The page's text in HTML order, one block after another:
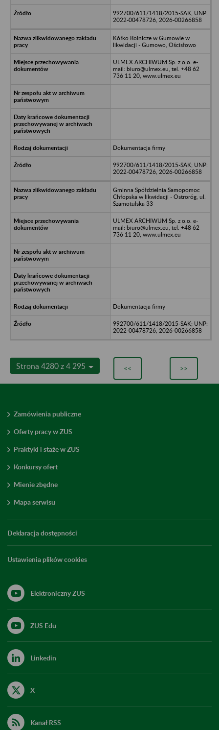
992700/611/1418/2015-SAK; UNP:
2022-00478726, 2026-00266858
Kółko Rolnicze w Gumowie w
likwidacji - Gumowo, Ościsłowo
ULMEX ARCHIWUM Sp. z o.o. e-
mail: biuro@ulmex.eu, tel. +48 62
736 11 20, www.ulmex.eu
Dokumentacja firmy
992700/611/1418/2015-SAK; UNP:
2022-00478726, 2026-00266858
Gminna Spółdzielnia Samopomoc
Chłopska w likwidacji - Ostroróg, ul.
Szamotulska 33
ULMEX ARCHIWUM Sp. z o.o. e-
mail: biuro@ulmex.eu, tel. +48 62
736 11 20, www.ulmex.eu
Dokumentacja firmy
992700/611/1418/2015-SAK; UNP:
2022-00478726, 2026-00266858
Strona 4280 z 4 295 << >>
Zamówienia publiczne
Oferty pracy w ZUS
Praktyki i staże w ZUS
Konkursy ofert
Mienie zbędne
Mapa serwisu
Deklaracja dostępności
Ustawienia plików cookies
Elektroniczny ZUS
ZUS Edu
Linkedin
X
Kanał RSS